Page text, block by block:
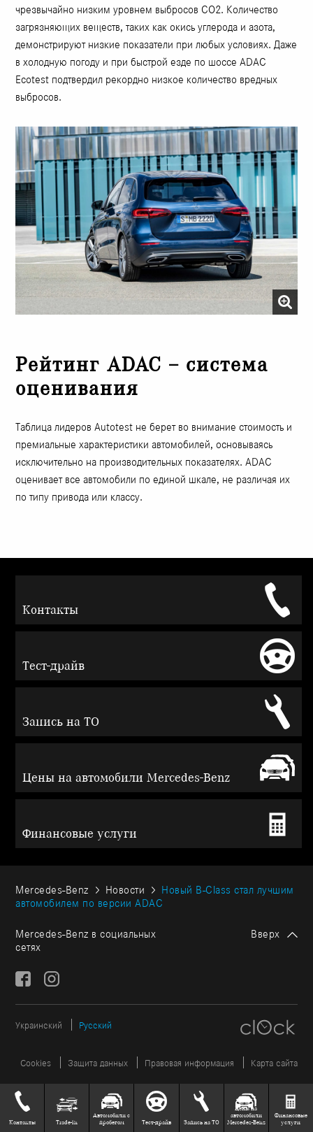
чрезвычайно низким уровнем выбросов CO2. Количество
загрязняющих веществ, таких как окись углерода и азота,
демонстрируют низкие показатели при любых условиях. Даже
в холодную погоду и при быстрой езде по шоссе ADAC
Ecotest подтвердил рекордно низкое количество вредных
выбросов.
Рейтинг ADAC – система
оценивания
Таблица лидеров Autotest не берет во внимание стоимость и
премиальные характеристики автомобилей, основываясь
исключительно на производительных показателях. ADAC
оценивает все автомобили по единой шкале, не различая их
по типу привода или классу.
Контакты
Тест-драйв
Запись на ТО
Цены на автомобили Mercedes-Benz
Финансовые услуги
Контакты Trade-in
Автомобили с
пробегом
Тест-драйв Запись на ТО
Цены на
автомобили
Mercedes-Benz
Финансовые
услуги
Mercedes-Benz Новости
Новый B-Class стал лучшим
автомобилем по версии ADAC
Mercedes-Benz в социальных
сетях
Вверх
Украинский Русский
Cookies Защита данных Правовая информация Карта сайта